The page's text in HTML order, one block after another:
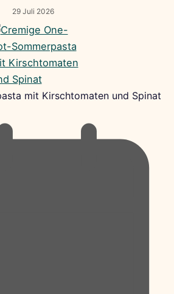
29 Juli 2026
mit Kirschtomaten und Spinat